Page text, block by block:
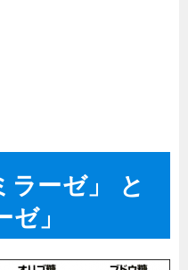
ラーゼ」 と
ゼ」